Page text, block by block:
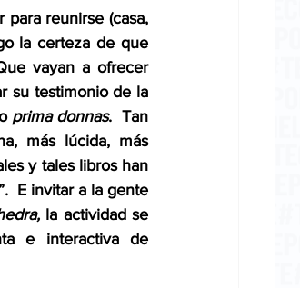
para reunirse (casa,
la certeza de que
vayan a ofrecer
su testimonio de la
prima donnas.  Tan
más lúcida, más
y tales libros han
E invitar a la gente
la actividad se
e interactiva de